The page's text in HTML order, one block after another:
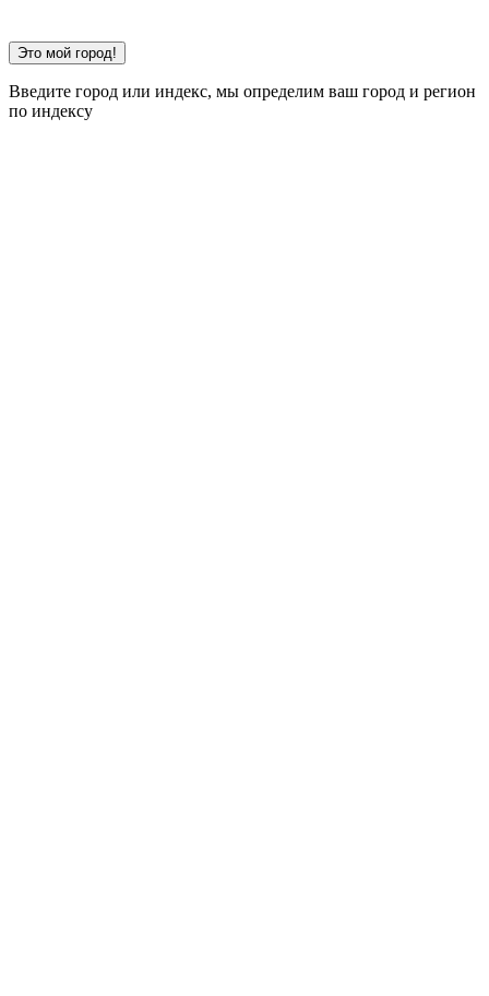
Это мой город!
Введите город или индекс, мы определим ваш город и регион
по индексу